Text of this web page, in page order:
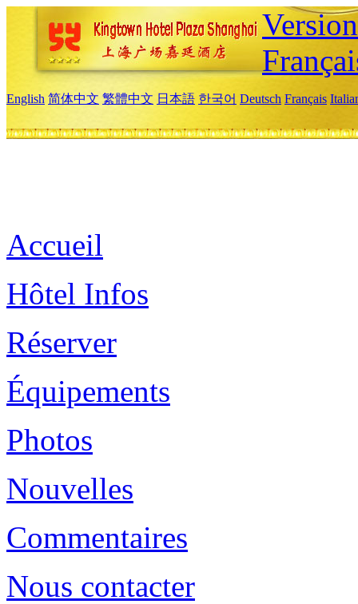
English 简体中文 繁體中文 日本語 한국어 Deutsch Français
Accueil
Hôtel Infos
Réserver
Équipements
Photos
Nouvelles
Commentaires
Nous contacter